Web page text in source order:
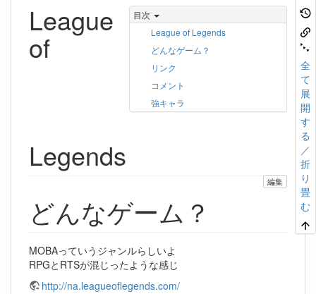
全
て
展
開
す
る
／
折
り
畳
む
目次
League of Legends
どんなゲーム？
リンク
コメント
強キャラ
League
of
Legends
編集
どんなゲーム？
MOBAっていうジャンルらしいよ
RPGとRTSが混じったような感じ
http://na.leagueoflegends.com/